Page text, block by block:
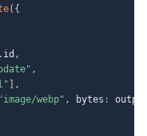
( {
. id ,
,
,
"image/webp" , bytes :